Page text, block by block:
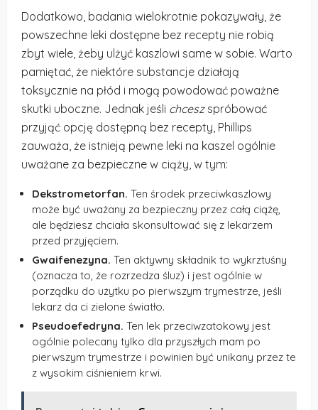
Dodatkowo, badania wielokrotnie pokazywały, że
powszechne leki dostępne bez recepty nie robią
zbyt wiele, żeby ulżyć kaszlowi same w sobie. Warto
pamiętać, że niektóre substancje działają
toksycznie na płód i mogą powodować poważne
skutki uboczne. Jednak jeśli chceszspróbować
przyjąć opcję dostępną bez recepty, Phillips
zauważa, że istnieją pewne leki na kaszel ogólnie
uważane za bezpieczne w ciąży, w tym:
Dekstrometorfan. Ten środek przeciwkaszlowy
może być uważany za bezpieczny przez całą ciążę,
ale będziesz chciała skonsultować się z lekarzem
przed przyjęciem.
Gwaifenezyna. Ten aktywny składnik to wykrztuśny
(oznacza to, że rozrzedza śluz) i jest ogólnie w
porządku do użytku po pierwszym trymestrze, jeśli
lekarz da ci zielone światło.
Pseudoefedryna. Ten lek przeciwzatokowy jest
ogólnie polecany tylko dla przyszłych mam po
pierwszym trymestrze i powinien być unikany przez te
z wysokim ciśnieniem krwi.